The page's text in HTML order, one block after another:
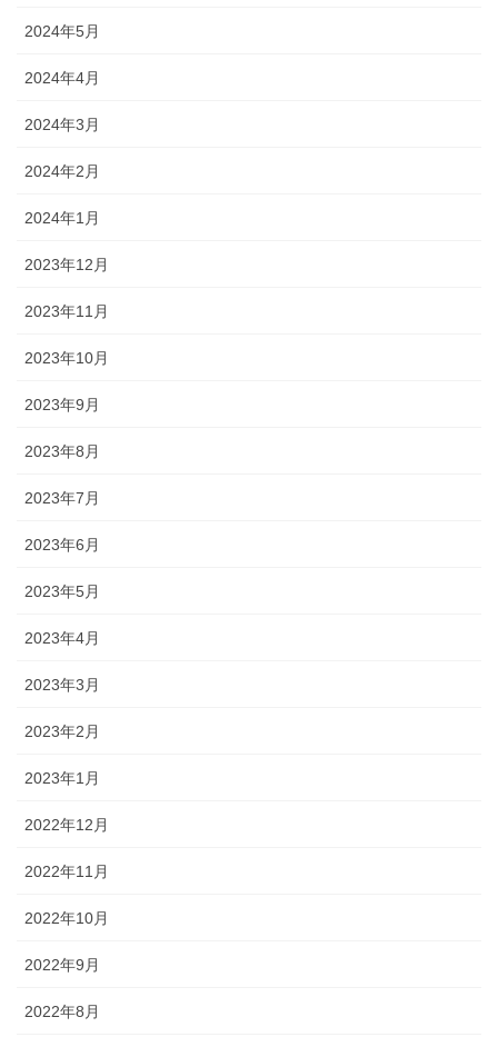
2024年5月
2024年4月
2024年3月
2024年2月
2024年1月
2023年12月
2023年11月
2023年10月
2023年9月
2023年8月
2023年7月
2023年6月
2023年5月
2023年4月
2023年3月
2023年2月
2023年1月
2022年12月
2022年11月
2022年10月
2022年9月
2022年8月